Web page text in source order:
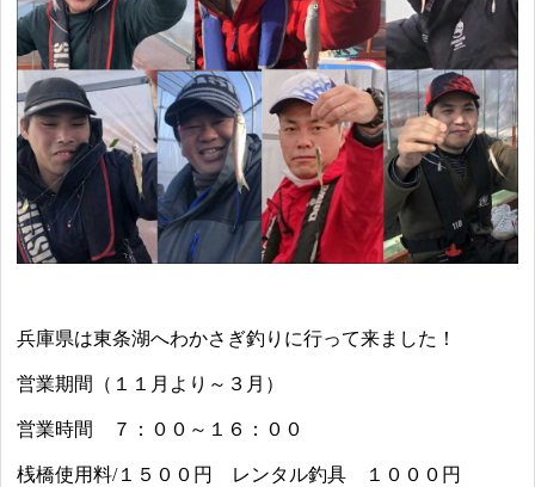
兵庫県は東条湖へわかさぎ釣りに行って来ました！
営業期間（１１月より～３月）
営業時間 ７：００～１６：００
桟橋使用料/１５００円 レンタル釣具 １０００円